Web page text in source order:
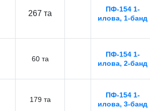
267 та
ПФ-154 1-
илова, 1-банд
60 та
ПФ-154 1-
илова, 2-банд
179 та
ПФ-154 1-
илова, 3-банд